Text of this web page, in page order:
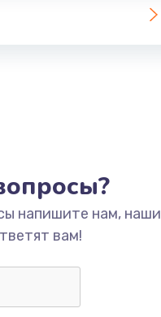
напишите нам, наши
вам!